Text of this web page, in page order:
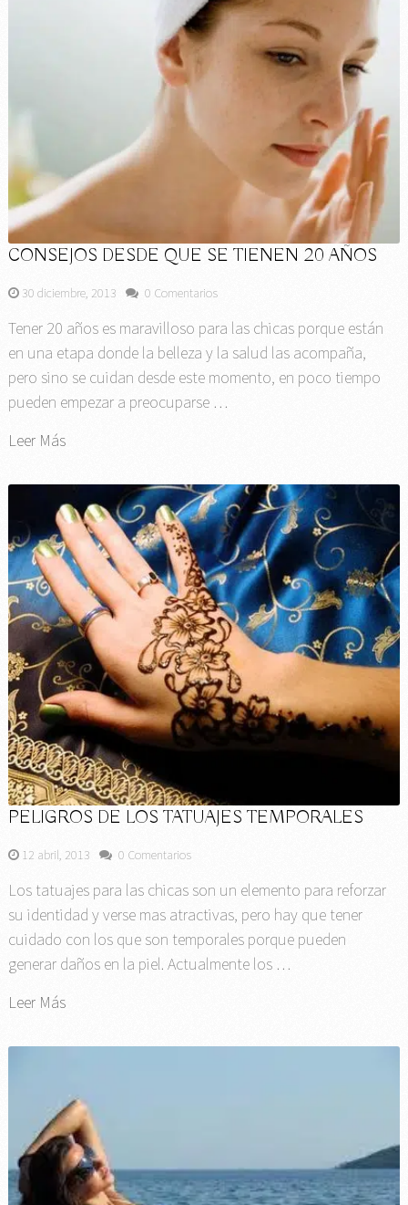
CONSEJOS DESDE QUE SE TIENEN 20 AÑOS
30 diciembre, 2013 0 Comentarios
Tener 20 años es maravilloso para las chicas porque están
en una etapa donde la belleza y la salud las acompaña,
pero sino se cuidan desde este momento, en poco tiempo
pueden empezar a preocuparse …
Leer Más
PELIGROS DE LOS TATUAJES TEMPORALES
12 abril, 2013 0 Comentarios
Los tatuajes para las chicas son un elemento para reforzar
su identidad y verse mas atractivas, pero hay que tener
cuidado con los que son temporales porque pueden
generar daños en la piel. Actualmente los …
Leer Más